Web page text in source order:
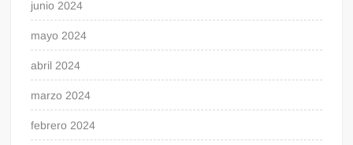
junio 2024
mayo 2024
abril 2024
marzo 2024
febrero 2024